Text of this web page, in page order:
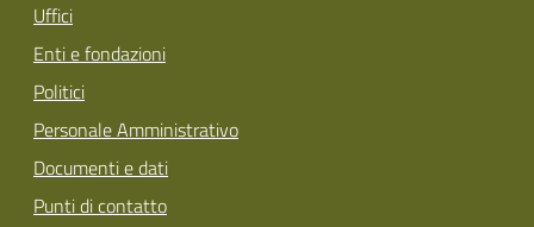
Uffici
Enti e fondazioni
Politici
Personale Amministrativo
Documenti e dati
Punti di contatto